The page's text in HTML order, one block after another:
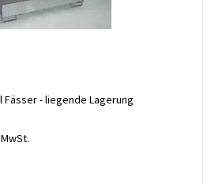
Fässer - liegende Lagerung